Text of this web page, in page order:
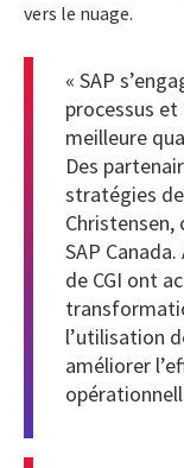
vers le nuage.
« SAP
processus
meilleure
Des
stratégies
Christensen,
SAP
de CGI ont
l’utilisation
améliorer